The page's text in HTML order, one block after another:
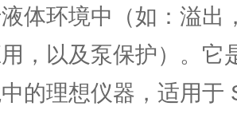
体环境中（如：溢出
，以及泵保护）。它
的理想仪器，适用于